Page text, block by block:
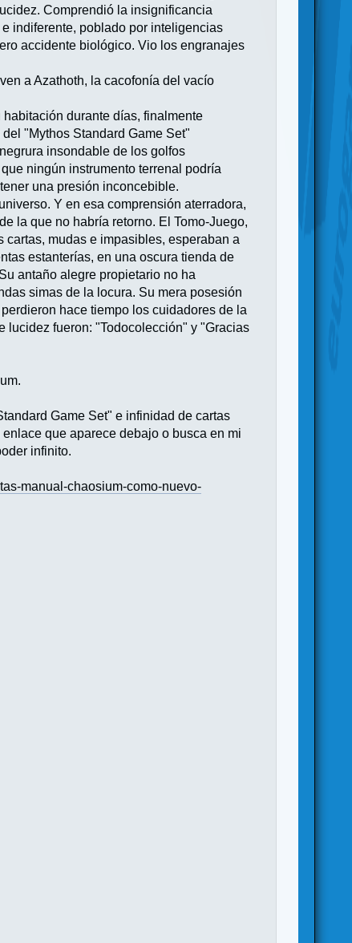
Comprendió la insignificancia
indiferente, poblado por inteligencias
accidente biológico. Vio los engranajes
a Azathoth, la cacofonía del vacío
durante días, finalmente
"Mythos Standard Game Set"
insondable de los golfos
ningún instrumento terrenal podría
una presión inconcebible.
Y en esa comprensión aterradora,
la que no habría retorno. El Tomo-Juego,
mudas e impasibles, esperaban a
estanterías, en una oscura tienda de
antaño alegre propietario no ha
simas de la locura. Su mera posesión
hace tiempo los cuidadores de la
lucidez fueron: "Todocolección" y "Gracias
Game Set" e infinidad de cartas
que aparece debajo o busca en mi
infinito.
manual-chaosium-como-nuevo-